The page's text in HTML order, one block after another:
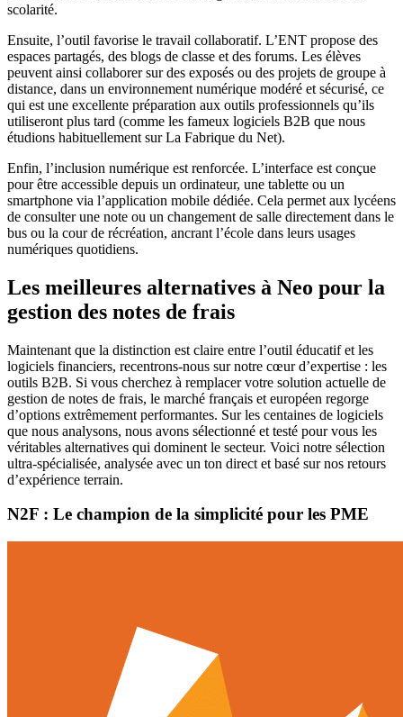
scolarité.
Ensuite, l’outil favorise le travail collaboratif. L’ENT propose des
espaces partagés, des blogs de classe et des forums. Les élèves
peuvent ainsi collaborer sur des exposés ou des projets de groupe à
distance, dans un environnement numérique modéré et sécurisé, ce
qui est une excellente préparation aux outils professionnels qu’ils
utiliseront plus tard (comme les fameux logiciels B2B que nous
étudions habituellement sur La Fabrique du Net).
Enfin, l’inclusion numérique est renforcée. L’interface est conçue
pour être accessible depuis un ordinateur, une tablette ou un
smartphone via l’application mobile dédiée. Cela permet aux lycéens
de consulter une note ou un changement de salle directement dans le
bus ou la cour de récréation, ancrant l’école dans leurs usages
numériques quotidiens.
Les meilleures alternatives à Neo pour la
gestion des notes de frais
Maintenant que la distinction est claire entre l’outil éducatif et les
logiciels financiers, recentrons-nous sur notre cœur d’expertise : les
outils B2B. Si vous cherchez à remplacer votre solution actuelle de
gestion de notes de frais, le marché français et européen regorge
d’options extrêmement performantes. Sur les centaines de logiciels
que nous analysons, nous avons sélectionné et testé pour vous les
véritables alternatives qui dominent le secteur. Voici notre sélection
ultra-spécialisée, analysée avec un ton direct et basé sur nos retours
d’expérience terrain.
N2F : Le champion de la simplicité pour les PME